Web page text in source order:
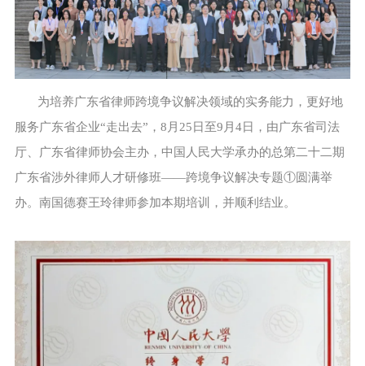
为培养广东省律师跨境争议解决领域的实务能力，更好地
服务广东省企业“走出去”，8月25日至9月4日，由广东省司法
厅、广东省律师协会主办，中国人民大学承办的总第二十二期
广东省涉外律师人才研修班——跨境争议解决专题①圆满举
办。南国德赛王玲律师参加本期培训，并顺利结业。